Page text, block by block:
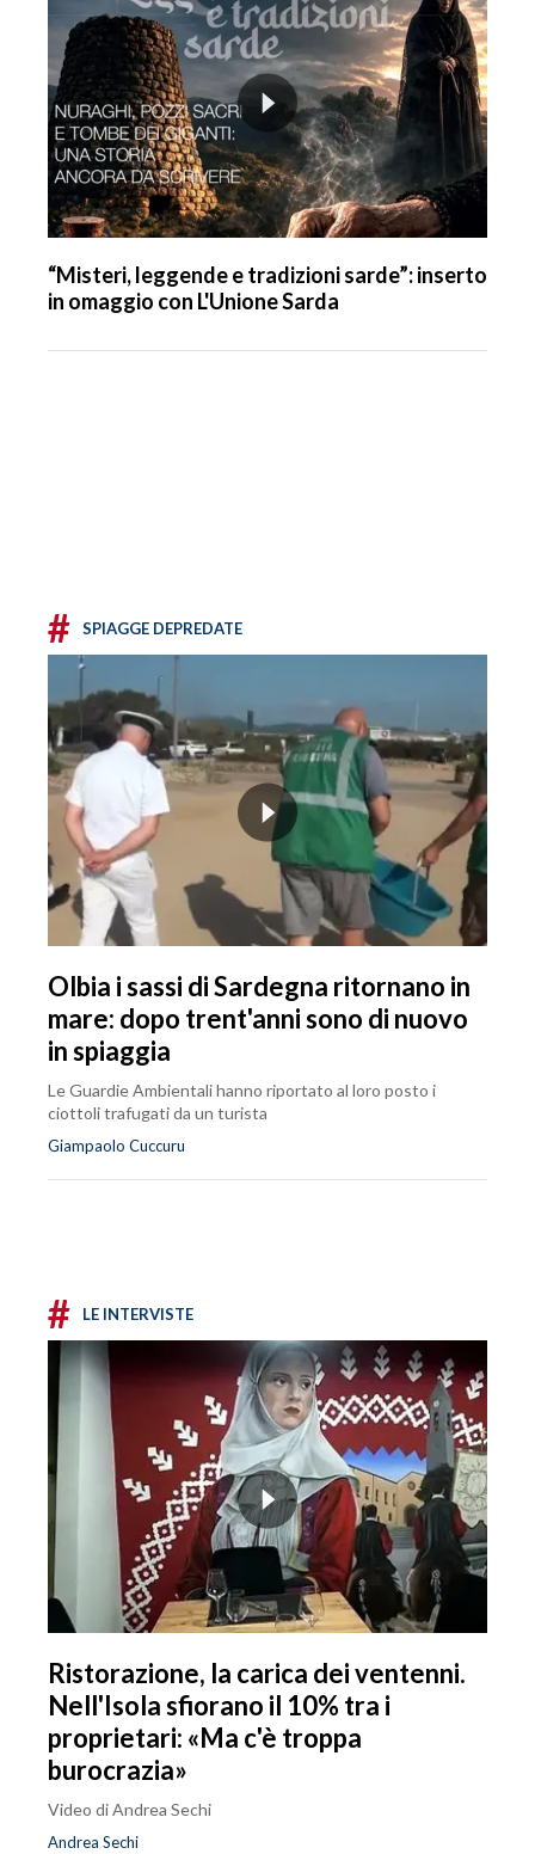
“Misteri, leggende e tradizioni sarde”: inserto
in omaggio con L'Unione Sarda
# SPIAGGE DEPREDATE
Olbia i sassi di Sardegna ritornano in
mare: dopo trent'anni sono di nuovo
in spiaggia
Le Guardie Ambientali hanno riportato al loro posto i
ciottoli trafugati da un turista
Giampaolo Cuccuru
# LE INTERVISTE
Ristorazione, la carica dei ventenni.
Nell'Isola sfiorano il 10% tra i
proprietari: «Ma c'è troppa
burocrazia»
Video di Andrea Sechi
Andrea Sechi